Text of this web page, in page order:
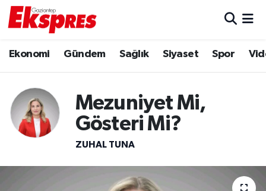
Ekonomi Gündem Sağlık Siyaset Spor
Mezuniyet Mi,
Gösteri Mi?
ZUHAL TUNA
Ekonomi
Gaziantep son dakika
Genel
Gündem
Trafik Durumu
Puan Durumu ve Fikstür
Tüm Manşetler
Son Dakika Haberleri